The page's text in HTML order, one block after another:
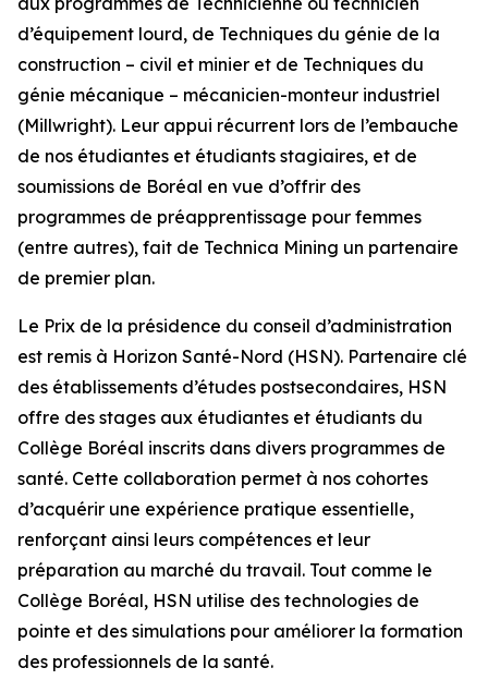
d’équipement lourd, de Techniques du génie de la
construction – civil et minier et de Techniques du
génie mécanique – mécanicien-monteur industriel
(Millwright). Leur appui récurrent lors de l’embauche
de nos étudiantes et étudiants stagiaires, et de
soumissions de Boréal en vue d’offrir des
programmes de préapprentissage pour femmes
(entre autres), fait de Technica Mining un partenaire
de premier plan.
Le Prix de la présidence du conseil d’administration
est remis à Horizon Santé-Nord (HSN). Partenaire clé
des établissements d’études postsecondaires, HSN
offre des stages aux étudiantes et étudiants du
Collège Boréal inscrits dans divers programmes de
santé. Cette collaboration permet à nos cohortes
d’acquérir une expérience pratique essentielle,
renforçant ainsi leurs compétences et leur
préparation au marché du travail. Tout comme le
Collège Boréal, HSN utilise des technologies de
pointe et des simulations pour améliorer la formation
des professionnels de la santé.